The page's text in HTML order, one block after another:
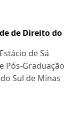
de Direito do
de Sá
Pós-Graduação
Sul de Minas